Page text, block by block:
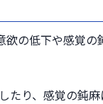
の低下や感覚
たり、感覚の鈍